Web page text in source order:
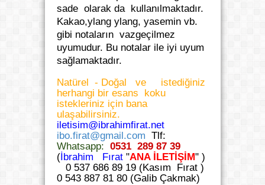
sade olarak da kullanılmaktadır.
Kakao,ylang ylang, yasemin vb.
gibi notaların vazgeçilmez
uyumudur. Bu notalar ile iyi uyum
sağlamaktadır.
Natürel - Doğal ve istediğiniz
herhangi bir esans koku
istekleriniz için bana
ulaşabilirsiniz.
iletisim@ibrahimfirat.net
ibo.firat@gmail.com Tlf:
Whatsapp: 0531 289 87 39
(İbrahim Fırat"ANA İLETİŞİM" )
0 537 686 89 19 (Kasım Fırat )
0 543 887 81 80 (Galib Çakmak)